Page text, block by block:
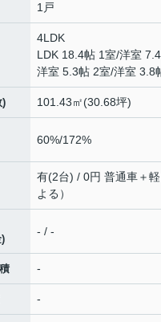
1戸
4LDK
LDK 18.4帖 1室/洋室
洋室 5.3帖 2室/洋室 3.8
) 101.43㎡(30.68坪)
60%/172%
有(2台) / 0円 普通車＋
よる）
- / -
-
-